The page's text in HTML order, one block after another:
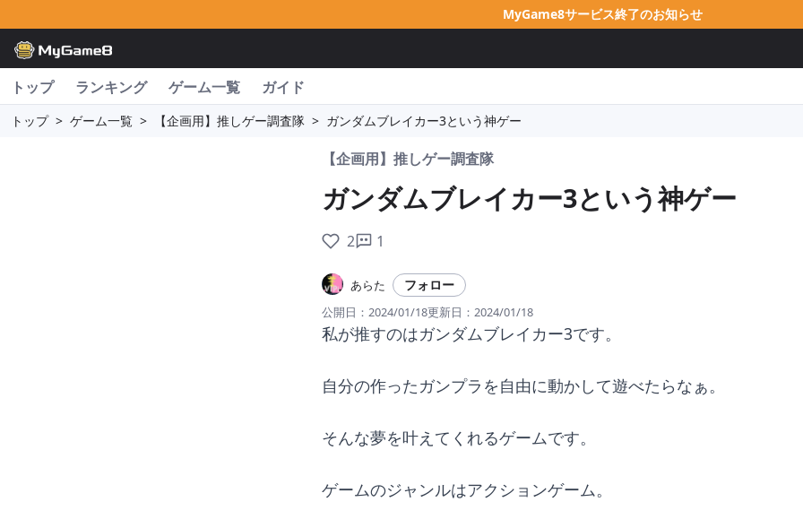
MyGame8サービス終了のお知らせ
トップ ランキング ゲーム一覧 ガイド
トップ > ゲーム一覧 > 【企画用】推しゲー調査隊 > ガンダムブレイカー3という神ゲー
【企画用】推しゲー調査隊
ガンダムブレイカー3という神ゲー
2 1
あらた フォロー
公開日： 2024/01/18更新日： 2024/01/18
私が推すのはガンダムブレイカー3です。
自分の作ったガンプラを自由に動かして遊べたらなぁ。
そんな夢を叶えてくれるゲームです。
ゲームのジャンルはアクションゲーム。